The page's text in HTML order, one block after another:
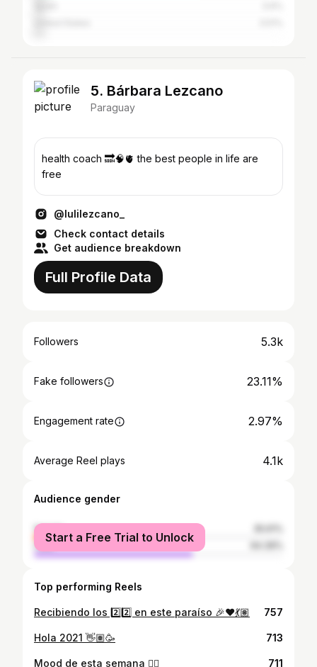
5. Bárbara Lezcano
Paraguay
health coach 🔜🧠🫀 the best people in life are
free
@lulilezcano_
Check contact details
Get audience breakdown
Full Profile Data
Followers 5.3k
Fake followers 23.11%
Engagement rate 2.97%
Average Reel plays 4.1k
Audience gender
female
male
Start a Free Trial to Unlock
Top performing Reels
Recibiendo los 2️⃣2️⃣ en este paraíso 🎉❤️💃🏽 757
Hola 2021 👋🏽🥳 713
Mood de esta semana ❤️‍🔥 711